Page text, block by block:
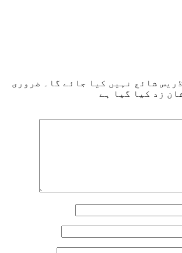
شائع نہیں کیا جائے گا۔
ضروری
زد کیا گیا ہے